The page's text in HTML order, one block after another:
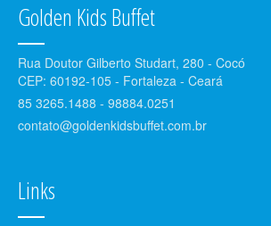
Golden Kids Buffet
Rua Doutor Gilberto Studart, 280 - Cocó
CEP: 60192-105 - Fortaleza - Ceará
85 3265.1488 - 98884.0251
contato@goldenkidsbuffet.com.br
Links